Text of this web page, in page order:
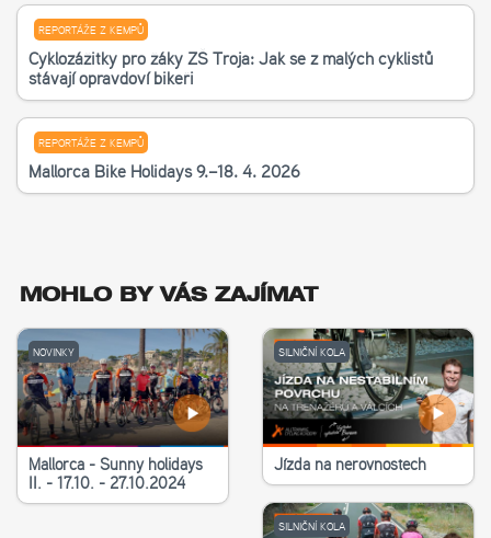
REPORTÁŽE Z KEMPŮ
Cyklozážitky pro žáky ZŠ Troja: Jak se z malých cyklistů
stávají opravdoví bikeři
REPORTÁŽE Z KEMPŮ
Mallorca Bike Holidays 9.–18. 4. 2026
MOHLO BY VÁS ZAJÍMAT
NOVINKY
Mallorca - Sunny holidays
II. - 17.10. - 27.10.2024
SILNIČNÍ KOLA
Jízda na nerovnostech
SILNIČNÍ KOLA